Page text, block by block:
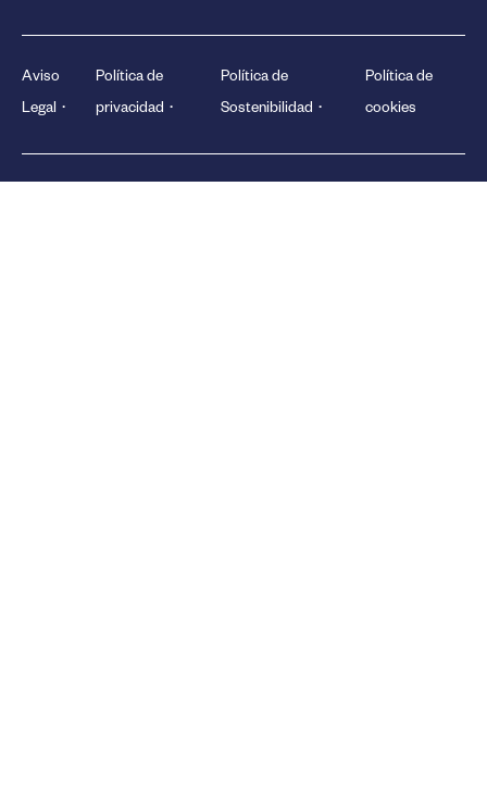
Aviso
Legal
Política de
privacidad
Política de
Sostenibilidad
Política de
cookies